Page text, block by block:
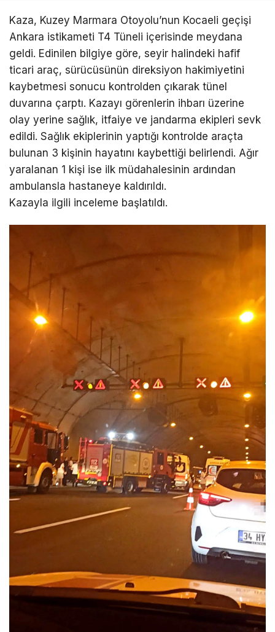
Kaza, Kuzey Marmara Otoyolu’nun Kocaeli geçişi
Ankara istikameti T4 Tüneli içerisinde meydana
geldi. Edinilen bilgiye göre, seyir halindeki hafif
ticari araç, sürücüsünün direksiyon hakimiyetini
kaybetmesi sonucu kontrolden çıkarak tünel
duvarına çarptı. Kazayı görenlerin ihbarı üzerine
olay yerine sağlık, itfaiye ve jandarma ekipleri sevk
edildi. Sağlık ekiplerinin yaptığı kontrolde araçta
bulunan 3 kişinin hayatını kaybettiği belirlendi. Ağır
yaralanan 1 kişi ise ilk müdahalesinin ardından
ambulansla hastaneye kaldırıldı.
Kazayla ilgili inceleme başlatıldı.